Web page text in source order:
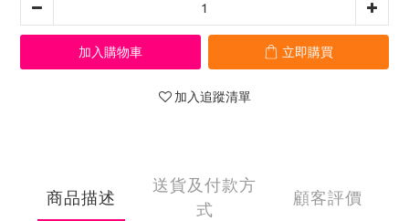
加入購物車 立即購買
加入追蹤清單
商品描述
送貨及付款方
式
顧客評價